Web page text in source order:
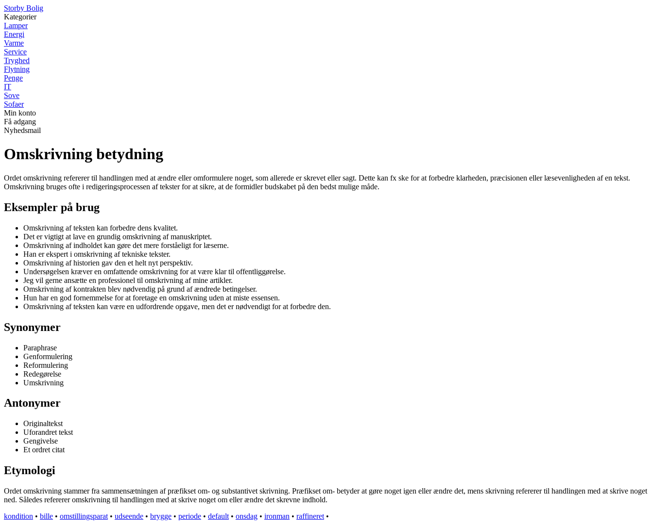
Storby Bolig
Kategorier
Lamper
Energi
Varme
Service
Tryghed
Flytning
Penge
IT
Sove
Sofaer
Min konto
Få adgang
Nyhedsmail
Omskrivning betydning
Ordet omskrivning refererer til handlingen med at ændre eller omformulere noget, som allerede er skrevet eller sagt. Dette kan fx ske for at forbedre klarheden, præcisionen eller læsevenligheden af en tekst.
Omskrivning bruges ofte i redigeringsprocessen af tekster for at sikre, at de formidler budskabet på den bedst mulige måde.
Eksempler på brug
Omskrivning af teksten kan forbedre dens kvalitet.
Det er vigtigt at lave en grundig omskrivning af manuskriptet.
Omskrivning af indholdet kan gøre det mere forståeligt for læserne.
Han er ekspert i omskrivning af tekniske tekster.
Omskrivning af historien gav den et helt nyt perspektiv.
Undersøgelsen kræver en omfattende omskrivning for at være klar til offentliggørelse.
Jeg vil gerne ansætte en professionel til omskrivning af mine artikler.
Omskrivning af kontrakten blev nødvendig på grund af ændrede betingelser.
Hun har en god fornemmelse for at foretage en omskrivning uden at miste essensen.
Omskrivning af teksten kan være en udfordrende opgave, men det er nødvendigt for at forbedre den.
Synonymer
Paraphrase
Genformulering
Reformulering
Redegørelse
Umskrivning
Antonymer
Originaltekst
Uforandret tekst
Gengivelse
Et ordret citat
Etymologi
Ordet omskrivning stammer fra sammensætningen af præfikset om- og substantivet skrivning. Præfikset om- betyder at gøre noget igen eller ændre det, mens skrivning refererer til handlingen med at skrive noget
ned. Således refererer omskrivning til handlingen med at skrive noget om eller ændre det skrevne indhold.
kondition • bille • omstillingsparat • udseende • brygge • periode • default • onsdag • ironman • raffineret •